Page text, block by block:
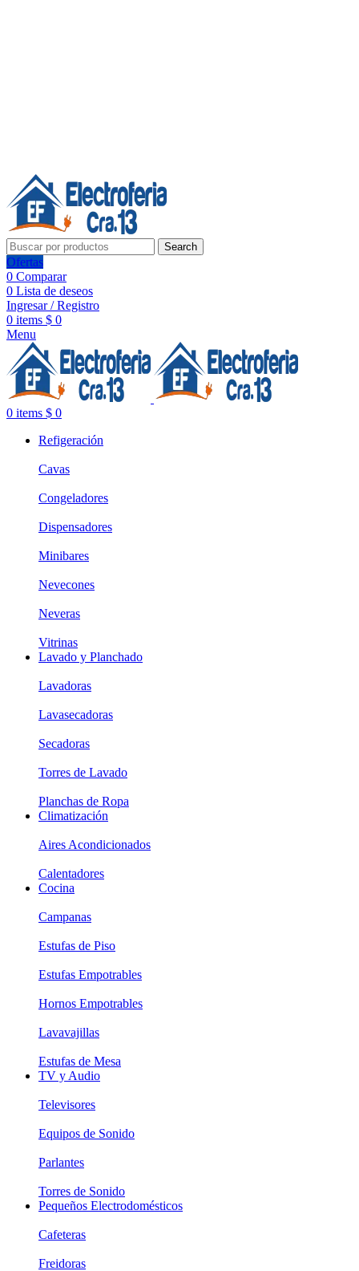
Search
Ofertas
0 Comparar
0 Lista de deseos
Ingresar / Registro
0 items $ 0
Menu
0 items $ 0
Refigeración
Cavas
Congeladores
Dispensadores
Minibares
Nevecones
Neveras
Vitrinas
Lavado y Planchado
Lavadoras
Lavasecadoras
Secadoras
Torres de Lavado
Planchas de Ropa
Climatización
Aires Acondicionados
Calentadores
Cocina
Campanas
Estufas de Piso
Estufas Empotrables
Hornos Empotrables
Lavavajillas
Estufas de Mesa
TV y Audio
Televisores
Equipos de Sonido
Parlantes
Torres de Sonido
Pequeños Electrodomésticos
Cafeteras
Freidoras